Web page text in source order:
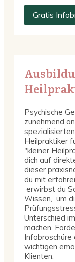
Gratis
Psychische
zunehmend
Heilpraktiker
"kleiner
dich auf
dieser
du mit
erwirbst du
Wissen, um
Unterschied
machen.
Infobroschüre
wichtigen
Klienten.